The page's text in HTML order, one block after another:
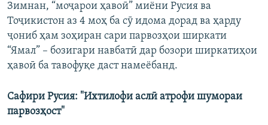
Зимнан, “моҷарои ҳавоӣ” миёни Русия ва
Тоҷикистон аз 4 моҳ ба сӯ идома дорад ва ҳарду
ҷониб ҳам зоҳиран сари парвозҳои ширкати
“Ямал” – бозигари навбатӣ дар бозори ширкатиҳои
ҳавоӣ ба тавофуқе даст намеёбанд.
Сафири Русия: "Ихтилофи аслӣ атрофи шумораи
парвозҳост"